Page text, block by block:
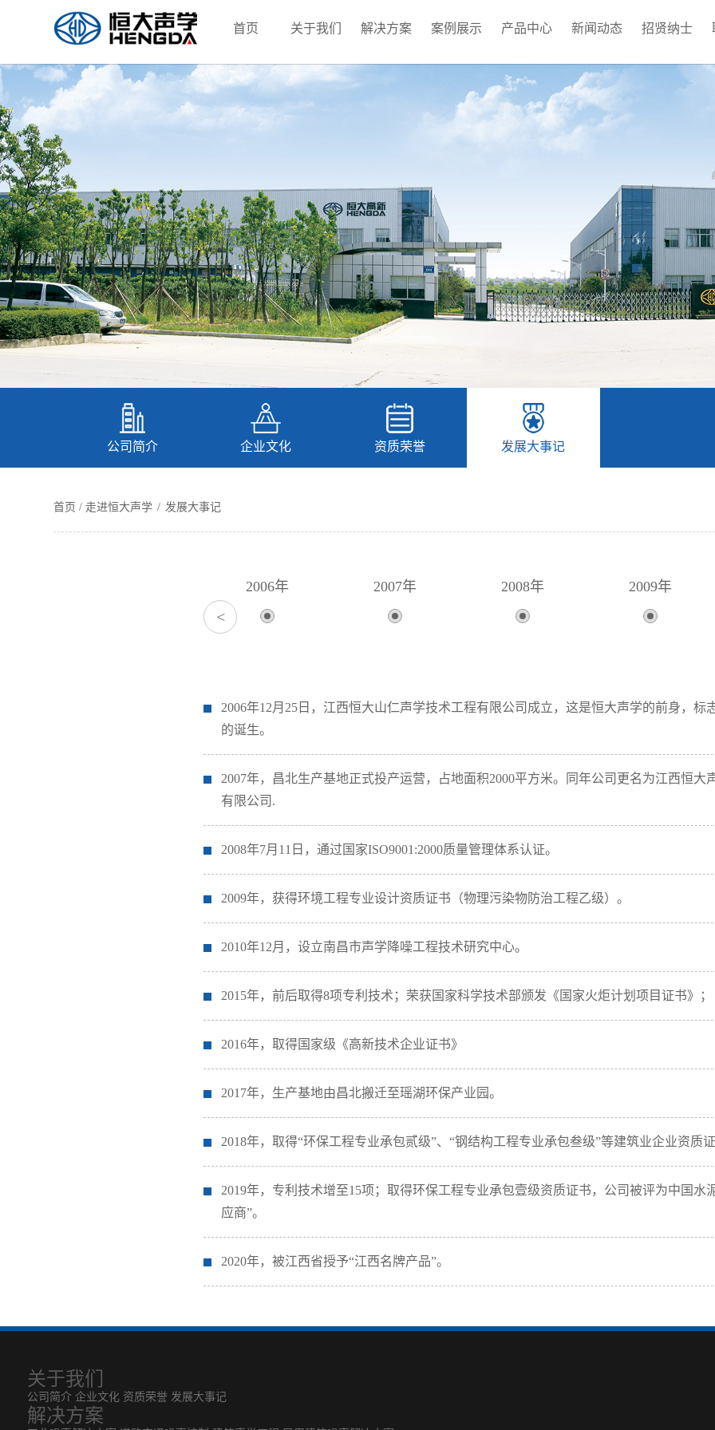
首页 关于我们 解决方案 案例展示 产品中心 新闻动态 招贤纳士
公司简介 企业文化 资质荣誉 发展大事记
首页 / 走进恒大声学 / 发展大事记
2006年 2007年 2008年 2009年
2020年
<
2006年12月25日，江西恒大山仁声学技术工程有限公司成立，这是恒大声学的前身，标
的诞生。
2007年，昌北生产基地正式投产运营，占地面积2000平方米。同年公司更名为江西恒大
有限公司.
2008年7月11日，通过国家ISO9001:2000质量管理体系认证。
2009年，获得环境工程专业设计资质证书（物理污染物防治工程乙级）。
2010年12月，设立南昌市声学降噪工程技术研究中心。
2015年，前后取得8项专利技术；荣获国家科学技术部颁发《国家火炬计划项目证书》；
2016年，取得国家级《高新技术企业证书》
2017年，生产基地由昌北搬迁至瑶湖环保产业园。
2018年，取得“环保工程专业承包贰级”、“钢结构工程专业承包叁级”等建筑业企业资质证
2019年，专利技术增至15项；取得环保工程专业承包壹级资质证书，公司被评为中国水
应商”。
2020年，被江西省授予“江西名牌产品”。
关于我们
公司简介 企业文化 资质荣誉 发展大事记
解决方案